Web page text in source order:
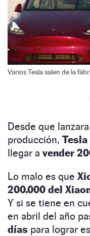
Varios Tesla salen de la
Desde que
producción,
llegar a vender
Lo malo es que
200.000 del
Y si se tiene en
en abril del año
días para lograr